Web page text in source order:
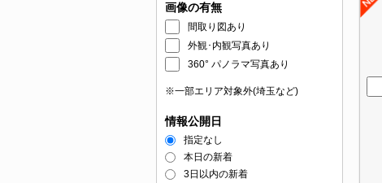
画像の有無
間取り図あり
外観･内観写真あり
360° パノラマ写真あり
※一部エリア対象外(埼玉など)
情報公開日
指定なし
本日の新着
3日以内の新着